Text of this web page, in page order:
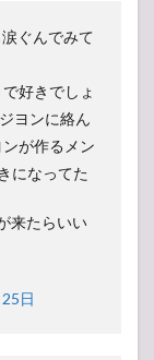
ぐんでみて
好きでしょ
ヨンに絡ん
が作るメン
になってた
来たらいい
日